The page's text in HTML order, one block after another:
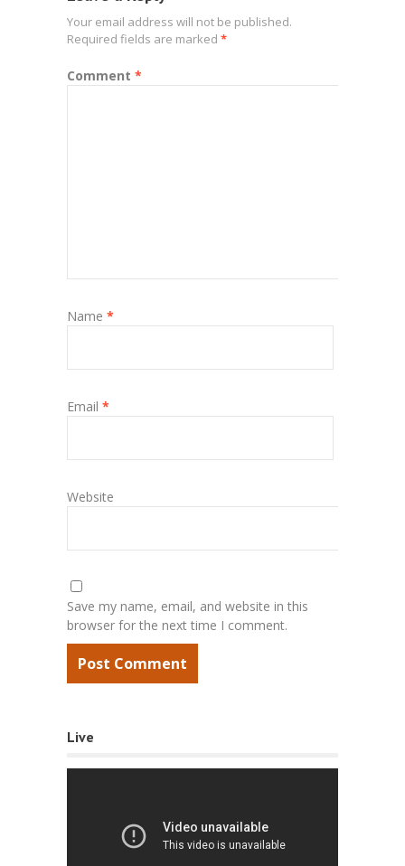
Your email address will not be published.
Required fields are marked *
Comment *
Name *
Email *
Website
Save my name, email, and website in this
browser for the next time I comment.
Live